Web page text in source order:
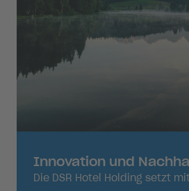
Innovation und
Die DSR Hotel Holding setzt